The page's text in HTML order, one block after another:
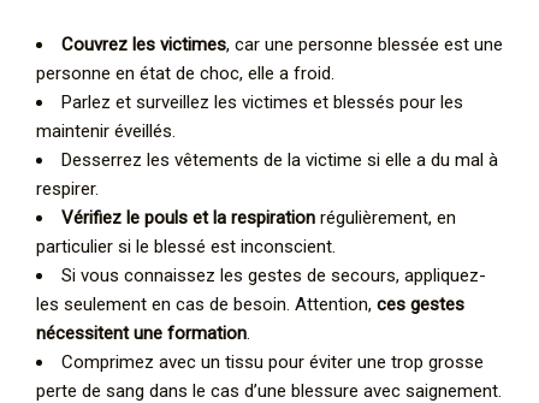
Couvrez les victimes, car une personne blessée est une
personne en état de choc, elle a froid.
Parlez et surveillez les victimes et blessés pour les
maintenir éveillés.
Desserrez les vêtements de la victime si elle a du mal à
respirer.
Vérifiez le pouls et la respiration régulièrement, en
particulier si le blessé est inconscient.
Si vous connaissez les gestes de secours, appliquez-
les seulement en cas de besoin. Attention, ces gestes
nécessitent une formation.
Comprimez avec un tissu pour éviter une trop grosse
perte de sang dans le cas d’une blessure avec saignement.